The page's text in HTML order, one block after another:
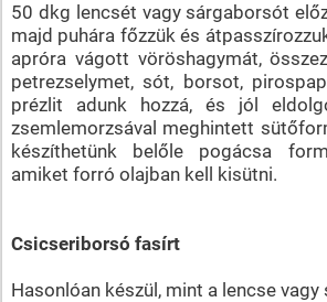
50 dkg lencsét vagy sárgaborsót
majd puhára főzzük és
apróra vágott vöröshagymát,
petrezselymet, sót, borsot,
prézlit adunk hozzá, és jól
zsemlemorzsával meghintett
készíthetünk belőle pogácsa
amiket forró olajban kell kisütni.
Csicseriborsó fasírt
Hasonlóan készül, mint a lencse